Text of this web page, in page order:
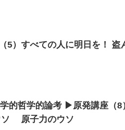
5）すべての人に明日を！ 盗
的哲学的論考 ▶原発講座（
原子力のウソ